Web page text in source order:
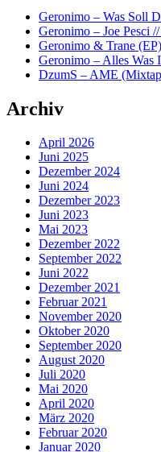
Geronimo – Was Soll
Geronimo – Joe Pesci
Geronimo & Trane (EP)
Geronimo – Alles Was
DzumS – AME
Archiv
April 2026
Juni 2025
Dezember 2024
Juni 2024
Dezember 2023
Juni 2023
Mai 2023
Dezember 2022
September 2022
Juni 2022
Dezember 2021
Februar 2021
November 2020
Oktober 2020
September 2020
August 2020
Juli 2020
Mai 2020
April 2020
März 2020
Februar 2020
Januar 2020